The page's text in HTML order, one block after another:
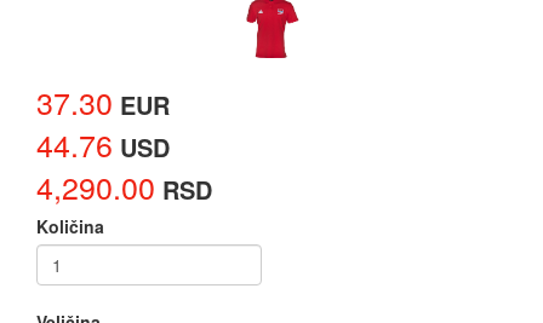
37.30 EUR
44.76 USD
4,290.00 RSD
Količina